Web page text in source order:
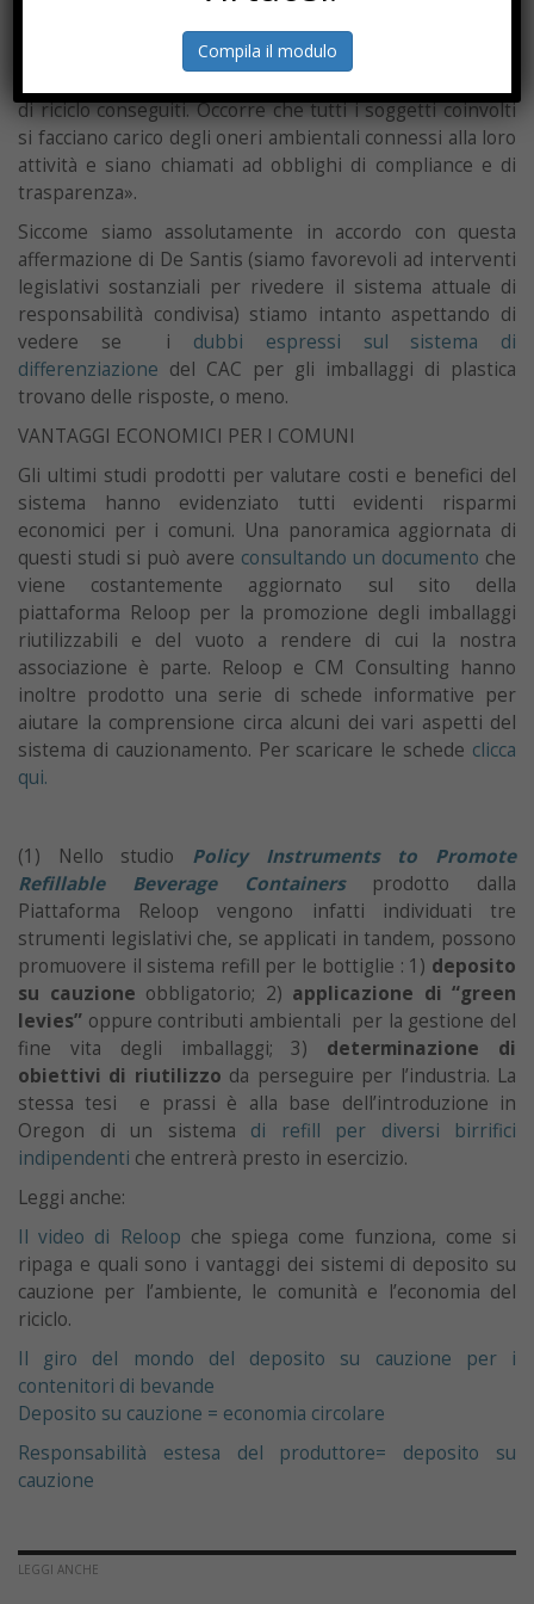
Secondo il presidente del Conai, Roberto De Santis,
occorre evitare «interventi legislativi parziali che
di riciclo conseguiti. Occorre che tutti i soggetti coinvolti
si facciano carico degli oneri ambientali connessi alla loro
attività e siano chiamati ad obblighi di compliance e di
trasparenza».
Siccome siamo assolutamente in accordo con questa
affermazione di De Santis (siamo favorevoli ad interventi
legislativi sostanziali per rivedere il sistema attuale di
responsabilità condivisa) stiamo intanto aspettando di
vedere se i dubbi espressi sul sistema di
differenziazione del CAC per gli imballaggi di plastica
trovano delle risposte, o meno.
VANTAGGI ECONOMICI PER I COMUNI
Gli ultimi studi prodotti per valutare costi e benefici del
sistema hanno evidenziato tutti evidenti risparmi
economici per i comuni. Una panoramica aggiornata di
questi studi si può avere consultando un documento che
viene costantemente aggiornato sul sito della
piattaforma Reloop per la promozione degli imballaggi
riutilizzabili e del vuoto a rendere di cui la nostra
associazione è parte. Reloop e CM Consulting hanno
inoltre prodotto una serie di schede informative per
aiutare la comprensione circa alcuni dei vari aspetti del
sistema di cauzionamento. Per scaricare le schede clicca
qui.
(1) Nello studio Policy Instruments to Promote
Refillable Beverage Containersprodotto dalla
Piattaforma Reloop vengono infatti individuati tre
strumenti legislativi che, se applicati in tandem, possono
promuovere il sistema refill per le bottiglie : 1) deposito
su cauzione obbligatorio; 2) applicazione di “green
levies” oppure contributi ambientali per la gestione del
fine vita degli imballaggi; 3) determinazione di
obiettivi di riutilizzo da perseguire per l’industria. La
stessa tesi e prassi è alla base dell’introduzione in
Oregon di un sistema di refill per diversi birrifici
indipendenti che entrerà presto in esercizio.
Leggi anche:
Il video di Reloop che spiega come funziona, come si
ripaga e quali sono i vantaggi dei sistemi di deposito su
cauzione per l’ambiente, le comunità e l’economia del
riciclo.
Il giro del mondo del deposito su cauzione per i
contenitori di bevande
Deposito su cauzione = economia circolare
Responsabilità estesa del produttore= deposito su
cauzione
LEGGI ANCHE
Compila il modulo